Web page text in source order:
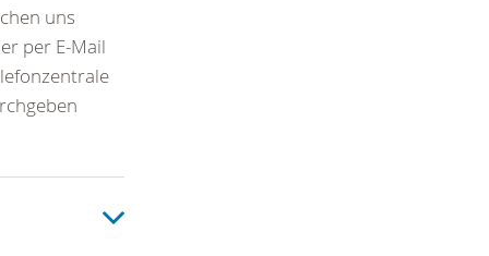
uns
per E-Mail